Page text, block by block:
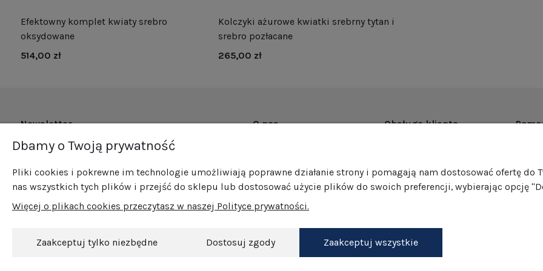
Efektowny komplet kwiaty srebro
oksydowane
514,00 zł
Kolczyki ażurowe kwiatki srebrny tytan i
srebro pozłacane
265,00 zł
Newsletter
Zapisz się do naszego newslettera i bądź na
promocjami!
O nas
Promocje
Sprzedaż hurtowa
Blog
Obsługa klienta
Formy płatności
Jak pakujemy nasze produkty?
GPSR
Dbamy o Twoją prywatność
Pliki cookies i pokrewne im technologie umożliwiają poprawne działanie strony i pomagają nam dostosować ofertę do
nas wszystkich tych plików i przejść do sklepu lub dostosować użycie plików do swoich preferencji, wybierając opcję
Więcej o plikach cookies przeczytasz w naszej Polityce prywatności.
Zaakceptuj tylko niezbędne Dostosuj zgody Zaakceptuj wszystkie